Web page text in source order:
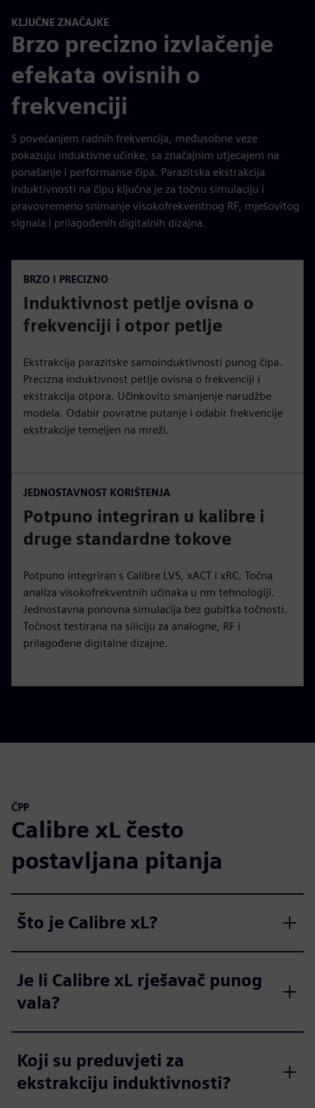
KLJUČNE ZNAČAJKE
Brzo precizno izvlačenje
efekata ovisnih o
frekvenciji
S povećanjem radnih frekvencija, međusobne veze
pokazuju induktivne učinke, sa značajnim utjecajem na
ponašanje i performanse čipa. Parazitska ekstrakcija
induktivnosti na čipu ključna je za točnu simulaciju i
pravovremeno snimanje visokofrekventnog RF, mješovitog
signala i prilagođenih digitalnih dizajna.
BRZO I PRECIZNO
Induktivnost petlje ovisna o
frekvenciji i otpor petlje
Ekstrakcija parazitske samoinduktivnosti punog čipa.
Precizna induktivnost petlje ovisna o frekvenciji i
ekstrakcija otpora. Učinkovito smanjenje narudžbe
modela. Odabir povratne putanje i odabir frekvencije
ekstrakcije temeljen na mreži.
JEDNOSTAVNOST KORIŠTENJA
Potpuno integriran u kalibre i
druge standardne tokove
Potpuno integriran s Calibre LVS, xACT i xRC. Točna
analiza visokofrekventnih učinaka u nm tehnologiji.
Jednostavna ponovna simulacija bez gubitka točnosti.
Točnost testirana na siliciju za analogne, RF i
prilagođene digitalne dizajne.
ČPP
Calibre xL često
postavljana pitanja
Što je Calibre xL?
Je li Calibre xL rješavač punog
vala?
Koji su preduvjeti za
ekstrakciju induktivnosti?